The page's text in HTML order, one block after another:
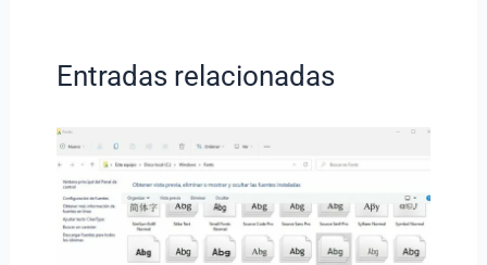
Entradas relacionadas